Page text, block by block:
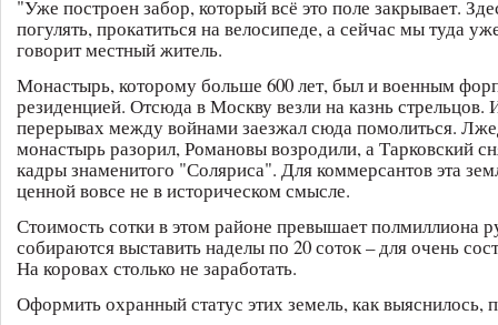
"Уже построен забор, который всё это поле закрывает.
погулять, прокатиться на велосипеде, а сейчас мы туда
говорит местный житель.
Монастырь, которому больше 600 лет, был и военным
резиденцией. Отсюда в Москву везли на казнь стрельцов.
перерывах между войнами заезжал сюда помолиться.
монастырь разорил, Романовы возродили, а Тарковский
кадры знаменитого "Соляриса". Для коммерсантов эта
ценной вовсе не в историческом смысле.
Стоимость сотки в этом районе превышает полмиллиона
собираются выставить наделы по 20 соток – для очень
На коровах столько не заработать.
Оформить охранный статус этих земель, как выяснилось,